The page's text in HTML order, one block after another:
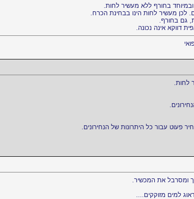
בחורף ללא מעשיר לחות.
לכן מעשיר לחות הינו בבחינת הכרח.
גם בחורף.
דווקא אינה נכונה.
לחות.
פעוט עבור כל היתרונות של הנחירונים.
ומסרבל את המכשיר.
למים מזוקקים....